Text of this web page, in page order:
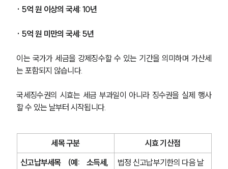
· 5억 원 이상의 국세: 10년
· 5억 원 미만의 국세: 5년
이는 국가가 세금을 강제징수할 수 있는 기간을 의미하며 가산세
는 포함되지 않습니다.
국세징수권의 시효는 세금 부과일이 아니라 징수권을 실제 행사
할 수 있는 날부터 시작됩니다.
세목 구분
시효 기산점
신고납부세목 (예: 소득세,
법정 신고납부기한의 다음 날